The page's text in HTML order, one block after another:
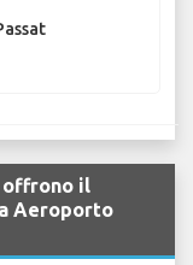
offrono il
Aeroporto